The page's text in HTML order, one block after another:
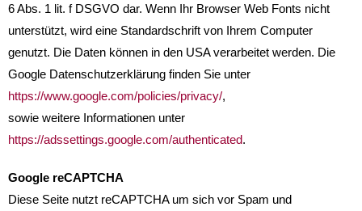
6 Abs. 1 lit. f DSGVO dar. Wenn Ihr Browser Web Fonts nicht
unterstützt, wird eine Standardschrift von Ihrem Computer
genutzt. Die Daten können in den USA verarbeitet werden. Die
Google Datenschutzerklärung finden Sie unter
https://www.google.com/policies/privacy/,
sowie weitere Informationen unter
https://adssettings.google.com/authenticated.
Google reCAPTCHA
Diese Seite nutzt reCAPTCHA um sich vor Spam und